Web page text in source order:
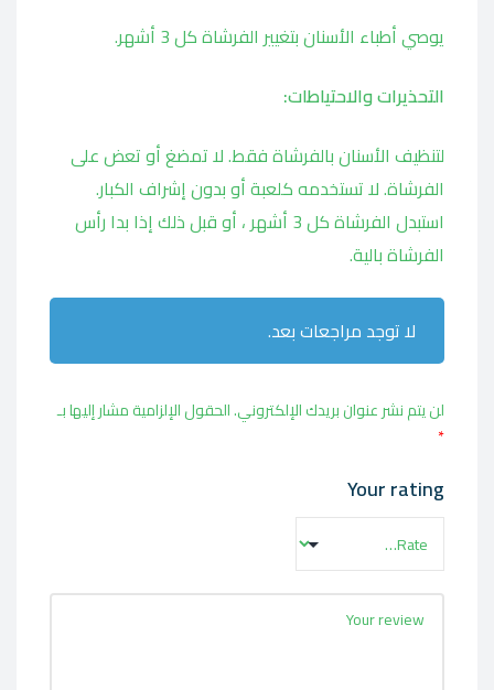
يوصي أطباء الأسنان بتغيير الفرشاة كل 3 أشهر.
التحذيرات والاحتياطات:
لتنظيف الأسنان بالفرشاة فقط. لا تمضغ أو تعض على
الفرشاة. لا تستخدمه كلعبة أو بدون إشراف الكبار.
استبدل الفرشاة كل 3 أشهر ، أو قبل ذلك إذا بدا رأس
الفرشاة بالية.
لا توجد مراجعات بعد.
لن يتم نشر عنوان بريدك الإلكتروني.الحقول الإلزامية مشار إليها بـ
*
Your rating